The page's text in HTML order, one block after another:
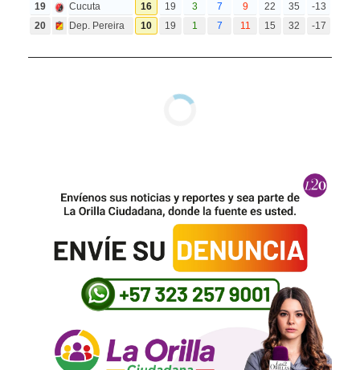
19
Cucuta 16 19 3 7 9 22 35
-13
20
Dep. Pereira 10 19 1 7 11 15 32 -17